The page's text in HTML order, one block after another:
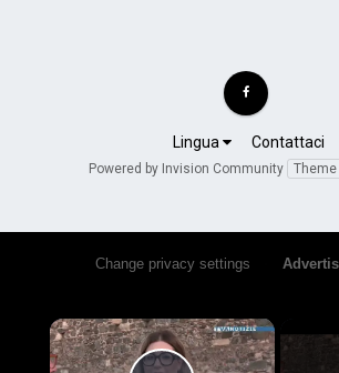
Lingua Contattaci
Powered by Invision Community Theme
Change privacy settings
×